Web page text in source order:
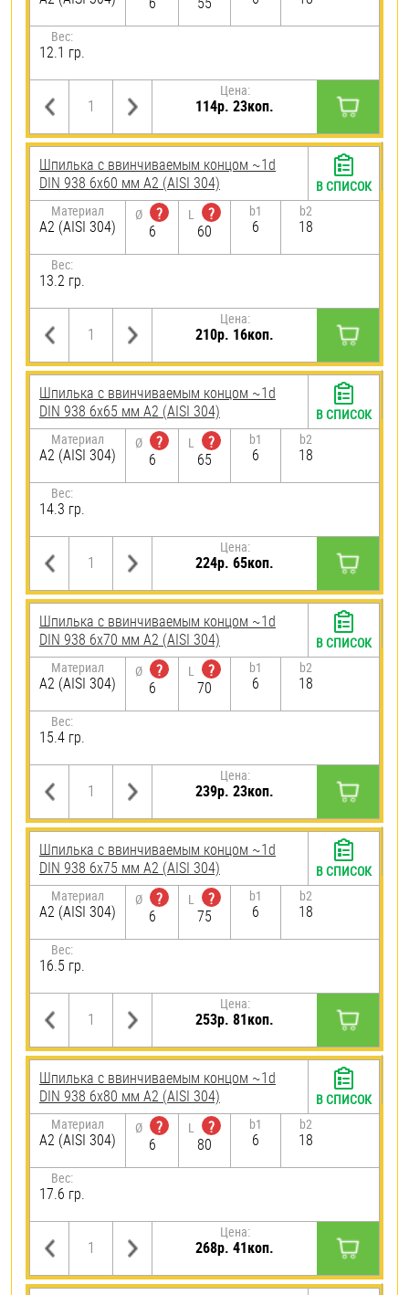
Вес:
12.1 гр.
Цена:
114р. 23коп.
Шпилька c ввинчиваемым концом ~1d
DIN 938 6х60 мм А2 (AISI 304)
Материал
А2 (AISI 304)
Ø
?
6
L
?
60
b1
6
b2
18
Вес:
13.2 гр.
Цена:
210р. 16коп.
В СПИСОК
Шпилька c ввинчиваемым концом ~1d
DIN 938 6х65 мм А2 (AISI 304)
Материал
А2 (AISI 304)
Ø
?
6
L
?
65
b1
6
b2
18
Вес:
14.3 гр.
Цена:
224р. 65коп.
В СПИСОК
Шпилька c ввинчиваемым концом ~1d
DIN 938 6х70 мм А2 (AISI 304)
Материал
А2 (AISI 304)
Ø
?
6
L
?
70
b1
6
b2
18
Вес:
15.4 гр.
Цена:
239р. 23коп.
В СПИСОК
Шпилька c ввинчиваемым концом ~1d
DIN 938 6х75 мм А2 (AISI 304)
Материал
А2 (AISI 304)
Ø
?
6
L
?
75
b1
6
b2
18
Вес:
16.5 гр.
Цена:
253р. 81коп.
В СПИСОК
Шпилька c ввинчиваемым концом ~1d
DIN 938 6х80 мм А2 (AISI 304)
Материал
А2 (AISI 304)
Ø
?
6
L
?
80
b1
6
b2
18
Вес:
17.6 гр.
Цена:
268р. 41коп.
В СПИСОК